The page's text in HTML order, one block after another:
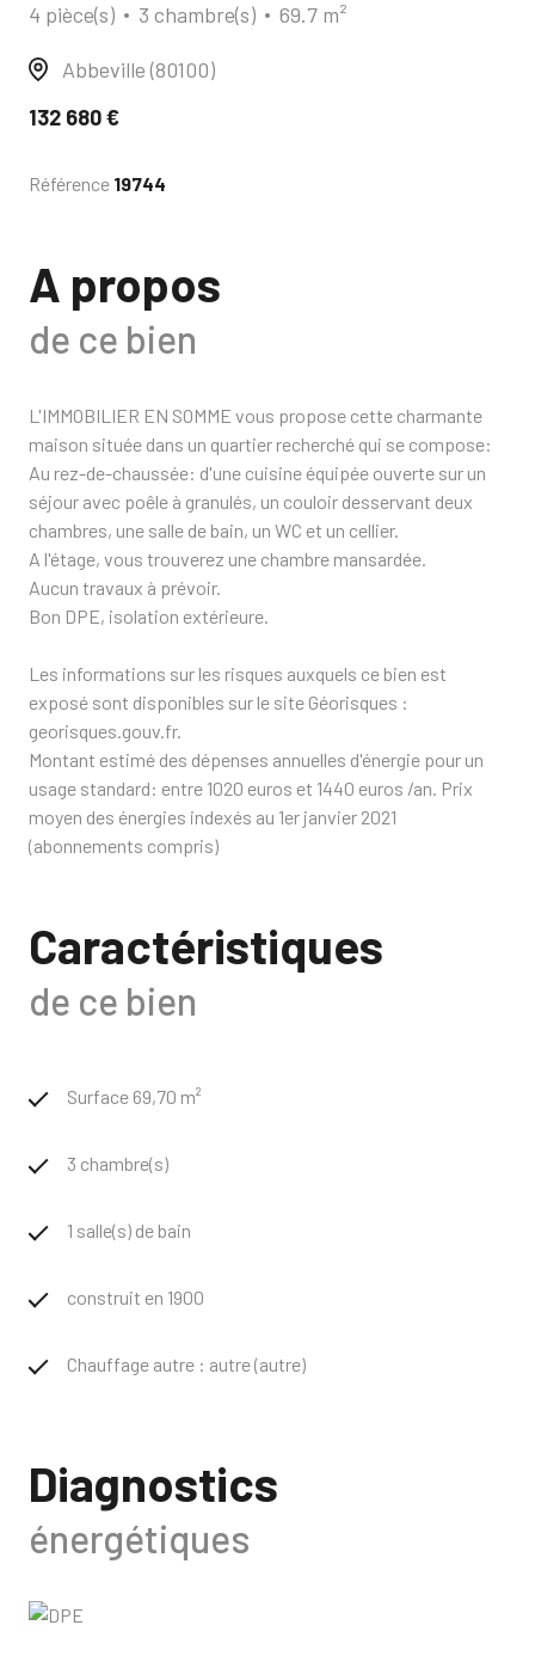
4 pièce(s)
3 chambre(s) 69.7 m²
Abbeville (80100)
132 680 €
Référence 19744
A propos
de ce bien
L'IMMOBILIER EN SOMME vous propose cette charmante
maison située dans un quartier recherché qui se compose:
Au rez-de-chaussée: d'une cuisine équipée ouverte sur un
séjour avec poêle à granulés, un couloir desservant deux
chambres, une salle de bain, un WC et un cellier.
A l'étage, vous trouverez une chambre mansardée.
Aucun travaux à prévoir.
Bon DPE, isolation extérieure.
Les informations sur les risques auxquels ce bien est
exposé sont disponibles sur le site Géorisques :
georisques.gouv.fr.
Montant estimé des dépenses annuelles d'énergie pour un
usage standard: entre 1020 euros et 1440 euros /an. Prix
moyen des énergies indexés au 1er janvier 2021
(abonnements compris)
Caractéristiques
de ce bien
Surface 69,70 m²
3 chambre(s)
1 salle(s) de bain
construit en 1900
Chauffage autre : autre (autre)
Diagnostics
énergétiques